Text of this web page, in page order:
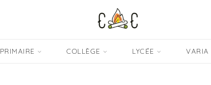
PRIMAIRE COLLÈGE LYCÉE VARIA